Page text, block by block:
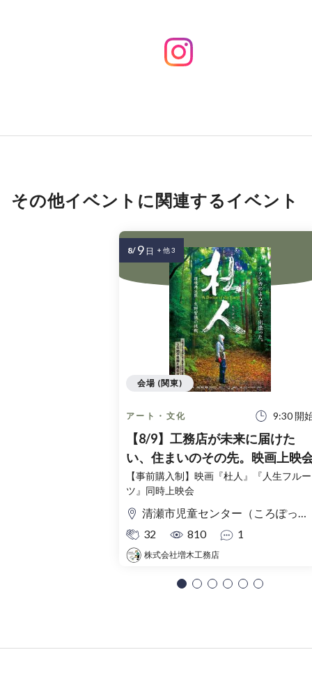
その他イベントに関連するイベント
アート・文化 9:30 開
【8/9】工務店が未来に届けた
い、住まいのその先。映画上映
【事前購入制】映画『杜人』『人生フルー
ツ』同時上映会
清瀬市児童センター（ころぽっくる）東京都清瀬市中清戸3-235-5
32
810 1
株式会社増木工務店
会場 (関東)
8/ 9 日 + 他 3